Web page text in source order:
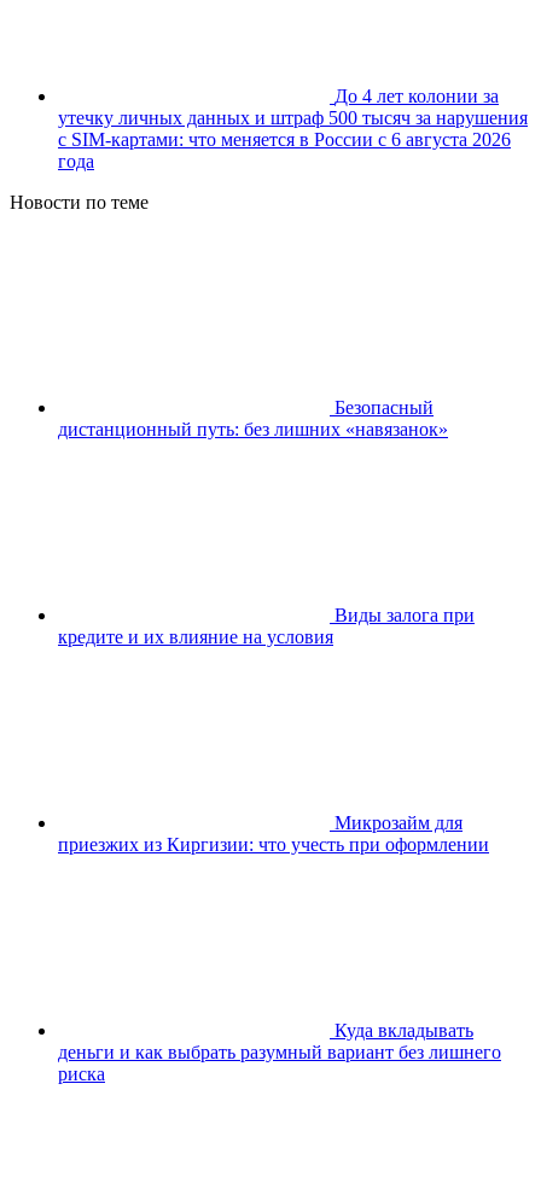
До 4 лет колонии за
утечку личных данных и штраф 500 тысяч за нарушения
с SIM-картами: что меняется в России с 6 августа 2026
года
Новости по теме
Безопасный
дистанционный путь: без лишних «навязанок»
Виды залога при
кредите и их влияние на условия
Микрозайм для
приезжих из Киргизии: что учесть при оформлении
Куда вкладывать
деньги и как выбрать разумный вариант без лишнего
риска